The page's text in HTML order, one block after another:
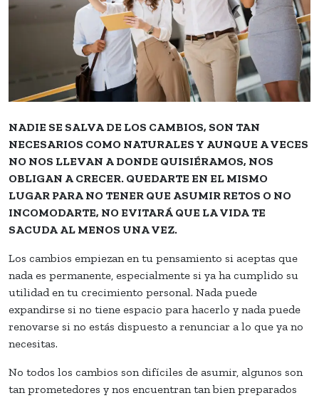
NADIE SE SALVA DE LOS CAMBIOS, SON TAN
NECESARIOS COMO NATURALES Y AUNQUE A VECES
NO NOS LLEVAN A DONDE QUISIÉRAMOS, NOS
OBLIGAN A CRECER. QUEDARTE EN EL MISMO
LUGAR PARA NO TENER QUE ASUMIR RETOS O NO
INCOMODARTE, NO EVITARÁ QUE LA VIDA TE
SACUDA AL MENOS UNA VEZ.
Los cambios empiezan en tu pensamiento si aceptas que
nada es permanente, especialmente si ya ha cumplido su
utilidad en tu crecimiento personal. Nada puede
expandirse si no tiene espacio para hacerlo y nada puede
renovarse si no estás dispuesto a renunciar a lo que ya no
necesitas.
No todos los cambios son difíciles de asumir, algunos son
tan prometedores y nos encuentran tan bien preparados